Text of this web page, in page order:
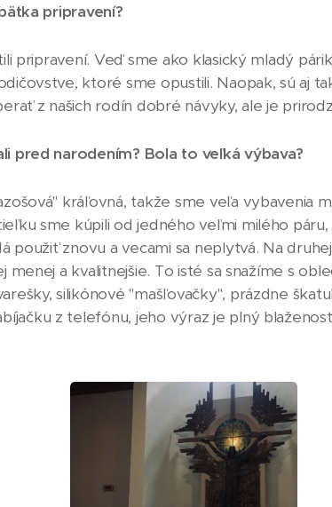
pripravení?
pripravení. Veď sme ako klasický mladý
ktoré sme opustili. Naopak, sú aj
z našich rodín dobré návyky, ale je
pred narodením? Bola to veľká výbava?
kráľovná, takže sme veľa vybavenia
sme kúpili od jedného veľmi milého páru,
použiť znovu a vecami sa neplytvá. Na
menej a kvalitnejšie. To isté sa snažíme s
silikónové "mašľovačky", prázdne
z telefónu, jeho výraz je plný